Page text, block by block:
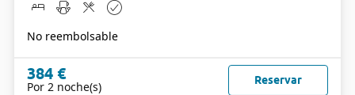
No reembolsable
384 €
Por 2 noche(s) Reservar